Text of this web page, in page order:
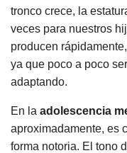
tronco crece, la
veces para nuestros
producen
ya que poco a poco
adaptando.
En la adolescencia
aproximadamente, es
forma notoria. El tono